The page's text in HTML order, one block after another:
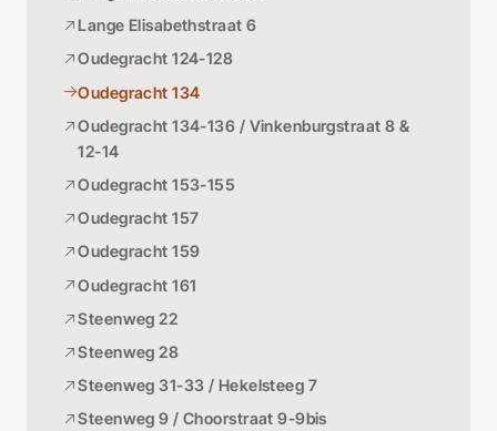
Lange Elisabethstraat 6
Oudegracht 124-128
Oudegracht 134
Oudegracht 134-136 / Vinkenburgstraat 8 &
12-14
Oudegracht 153-155
Oudegracht 157
Oudegracht 159
Oudegracht 161
Steenweg 22
Steenweg 28
Steenweg 31-33 / Hekelsteeg 7
Steenweg 9 / Choorstraat 9-9bis